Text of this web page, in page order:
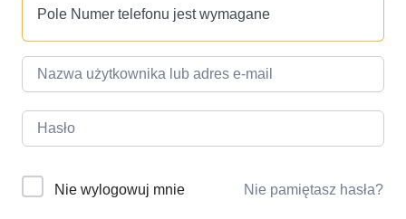
Pole Numer telefonu jest wymagane
Nie wylogowuj mnie Nie pamiętasz hasła?